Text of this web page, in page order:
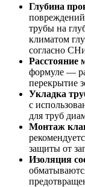
Глубина
повреждений
трубы на
климатом
согласно
Расстояние
формуле —
перекрытие
Укладка
с
для труб
Монтаж
защиты от
Изоляция